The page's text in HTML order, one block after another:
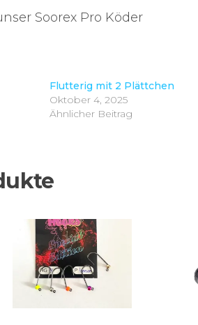
Soorex Pro Köder
Flutterig mit 2 Plättchen
Oktober 4, 2025
Ähnlicher Beitrag